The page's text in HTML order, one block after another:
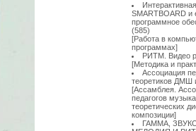
SMARTBOARD и
программное
(585)
[Работа в
программах]
РИТМ. Видео
[Методика и
Ассоциация
теоретиков
[Ассамблея.
педагогов
теоретических
композиции]
ГАММА,